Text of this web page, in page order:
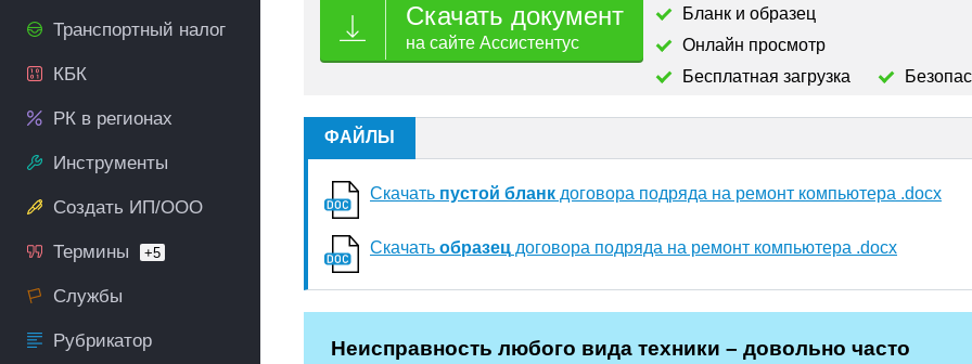
Транспортный налог
КБК
РК в регионах
Инструменты
Создать ИП/ООО
Термины +5
Службы
Рубрикатор
Скачать документ
на сайте Ассистентус
Бланк и образец
Онлайн просмотр
Бесплатная загрузка
ФАЙЛЫ
Скачать пустой бланк договора подряда на ремонт компьютера .docx
Скачать образец договора подряда на ремонт компьютера .docx
Неисправность любого вида техники – довольно часто